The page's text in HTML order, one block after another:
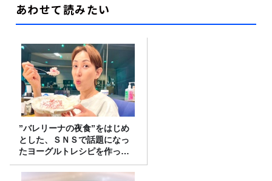
あわせて読みたい
”バレリーナの夜食”をはじめ
とした、ＳＮＳで話題になっ
たヨーグルトレシピを作って
みた！